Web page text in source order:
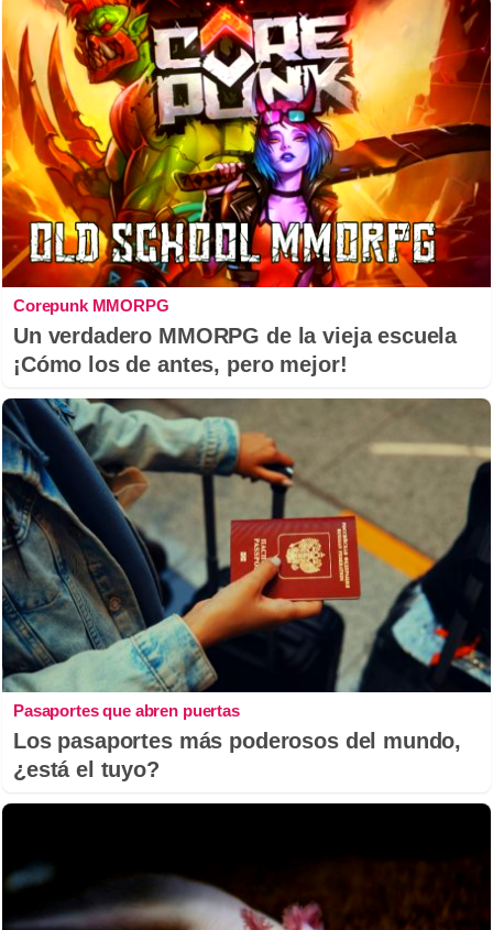
Corepunk MMORPG
Un verdadero MMORPG de la vieja escuela
¡Cómo los de antes, pero mejor!
Pasaportes que abren puertas
Los pasaportes más poderosos del mundo,
¿está el tuyo?